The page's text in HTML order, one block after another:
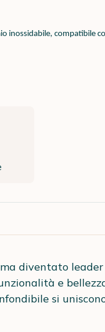
inossidabile,
diventato
e
si